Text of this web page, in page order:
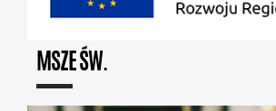
MSZE ŚW.